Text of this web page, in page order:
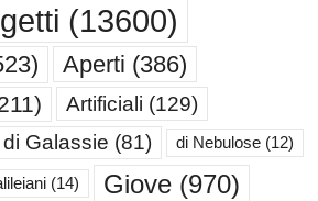
(13600)
Aperti (386)
Artificiali (129)
di Galassie (81) di Nebulose (12)
(14) Giove (970)